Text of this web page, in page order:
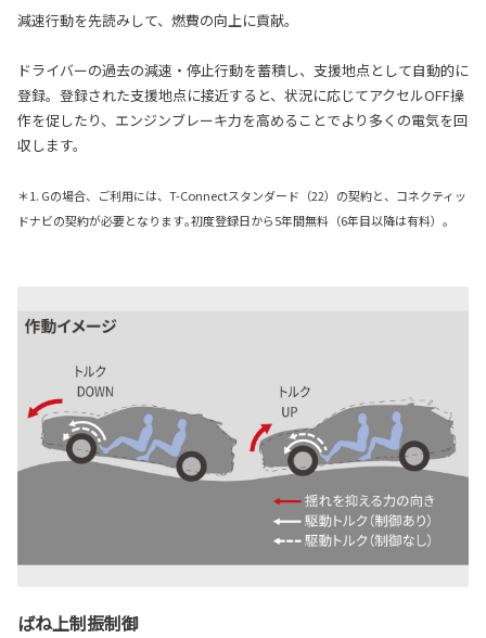
減速行動を先読みして、燃費の向上に貢献。
ドライバーの過去の減速・停止行動を蓄積し、支援地点として自動的に
登録。登録された支援地点に接近すると、状況に応じてアクセルOFF操
作を促したり、エンジンブレーキ力を高めることでより多くの電気を回
収します。
＊1. Gの場合、ご利用には、T-Connectスタンダード（22）の契約と、コネクティッ
ドナビの契約が必要となります｡初度登録日から5年間無料（6年目以降は有料）。
ばね上制振制御